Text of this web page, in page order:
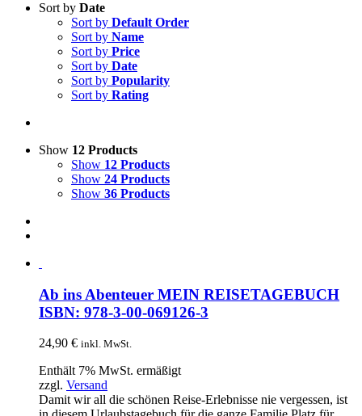
Sort by Date
Sort by Default Order
Sort by Name
Sort by Price
Sort by Date
Sort by Popularity
Sort by Rating
Show 12 Products
Show 12 Products
Show 24 Products
Show 36 Products
Ab ins Abenteuer MEIN REISETAGEBUCH
ISBN: 978-3-00-069126-3
24,90 € inkl. MwSt.
Enthält 7% MwSt. ermäßigt
zzgl. Versand
Damit wir all die schönen Reise-Erlebnisse nie vergessen, ist